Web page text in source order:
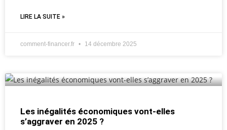
LIRE LA SUITE »
comment-financer.fr 14 décembre 2025
Les inégalités économiques vont-elles
s’aggraver en 2025 ?